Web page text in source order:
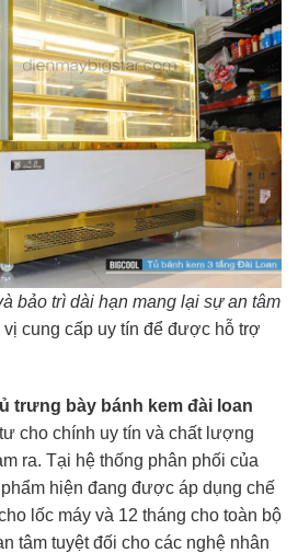
bảo trì dài hạn mang lại sự an tâm
cung cấp uy tín để được hỗ trợ
trưng bày bánh kem đài loan
cho chính uy tín và chất lượng
ra. Tại hệ thống phân phối của
hiện đang được áp dụng chế
lốc máy và 12 tháng cho toàn bộ
tâm tuyệt đối cho các nghệ nhân